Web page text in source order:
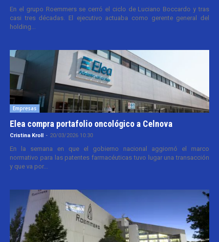
En el grupo Roemmers se cerró el ciclo de Luciano Boccardo y tras
casi tres décadas. El ejecutivo actuaba como gerente general del
holding...
Empresas
Elea compra portafolio oncológico a Celnova
Cristina Kroll - 20/03/2026 10:30
En la semana en que el gobierno nacional aggiornó el marco
normativo para las patentes farmacéuticas tuvo lugar una transacción
y que va por...